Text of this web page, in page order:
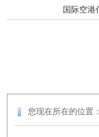
国际空港
您现在所在的位置：